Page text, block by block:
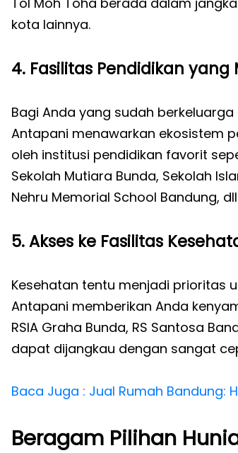
kota lainnya.
4. Fasilitas Pendidikan
Bagi Anda yang sudah
Antapani menawarkan ekosistem
oleh institusi pendidikan favorit
Sekolah Mutiara Bunda, Sekolah
Nehru Memorial School Bandung,
5. Akses ke Fasilitas
Kesehatan tentu menjadi prioritas
Antapani memberikan Anda
RSIA Graha Bunda, RS Santosa
dapat dijangkau dengan sangat
Baca Juga : Jual Rumah Bandung:
Beragam Pilihan